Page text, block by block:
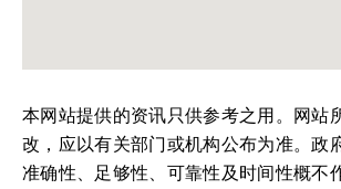
本网站提供的资讯只供参考之用。网站
改，应以有关部门或机构公布为准。政
准确性、足够性、可靠性及时间性概不